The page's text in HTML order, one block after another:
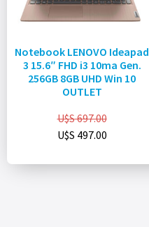
Notebook LENOVO Ideapad
3 15.6″ FHD i3 10ma Gen.
256GB 8GB UHD Win 10
OUTLET
U$S697.00
U$S 497.00